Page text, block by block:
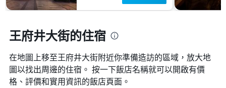
王府井大街的住宿
在地圖上移至王府井大街​​附近你準備造訪的區域，放大地
圖以找出周邊的住宿。 按一下飯店名稱就可以開啟有價
格、評價和實用資訊的飯店頁面。